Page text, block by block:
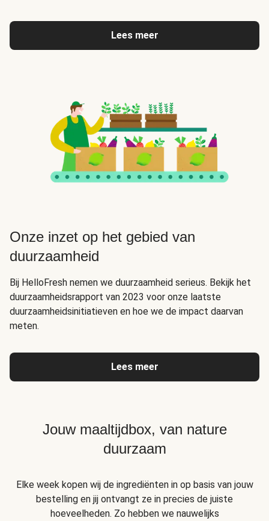
Lees meer
Onze inzet op het gebied van
duurzaamheid
Bij HelloFresh nemen we duurzaamheid serieus. Bekijk het
duurzaamheidsrapport van 2023 voor onze laatste
duurzaamheidsinitiatieven en hoe we de impact daarvan
meten.
Lees meer
Jouw maaltijdbox, van nature
duurzaam
Elke week kopen wij de ingrediënten in op basis van jouw
bestelling en jij ontvangt ze in precies de juiste
hoeveelheden. Zo hebben we nauwelijks